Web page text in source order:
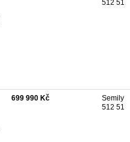
512 51
699 990 Kč
Semily
512 51